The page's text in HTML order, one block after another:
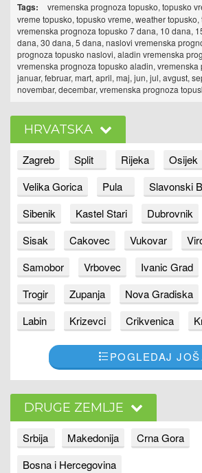
Tags:
vremenska prognoza topusko, topusko
vreme topusko, topusko vreme, weather topusko,
vremenska prognoza topusko 7 dana, 10 dana,
dana, 30 dana, 5 dana, naslovi vremenska
prognoza topusko naslovi, aladin vremenska
vremenska prognoza topusko aladin, vremenska
januar, februar, mart, april, maj, jun, jul, avgust,
novembar, decembar, vremenska prognoza
HRVATSKA
Zagreb Split Rijeka Osijek
Velika Gorica
Pula Slavonski
Sibenik
Kastel Stari Dubrovnik
Sisak
Cakovec Vukovar
Samobor
Vrbovec Ivanic Grad
Trogir
Zupanja Nova Gradiska
Labin
Krizevci Crikvenica
POGLEDAJ
DRUGE ZEMLJE
Srbija Makedonija
Crna Gora
Bosna i Hercegovina